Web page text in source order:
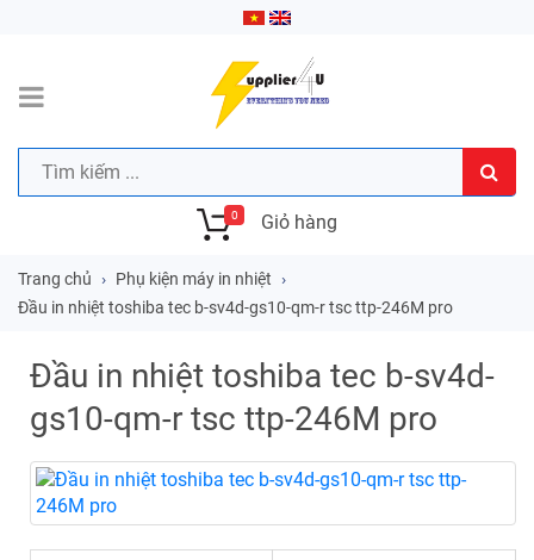
0 Giỏ hàng
Trang chủ
Phụ kiện máy in nhiệt
Đầu in nhiệt toshiba tec b-sv4d-gs10-qm-r tsc ttp-246M pro
Đầu in nhiệt toshiba tec b-sv4d-
gs10-qm-r tsc ttp-246M pro